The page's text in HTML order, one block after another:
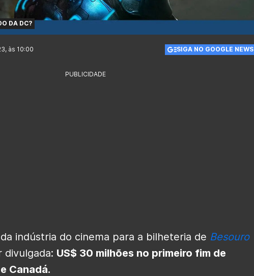
DA DC?
às 10:00 SIGA NO GOOGLE NEWS
PUBLICIDADE
indústria do cinema para a bilheteria de Besouro
US$ 30 milhões no primeiro fim de
Canadá.